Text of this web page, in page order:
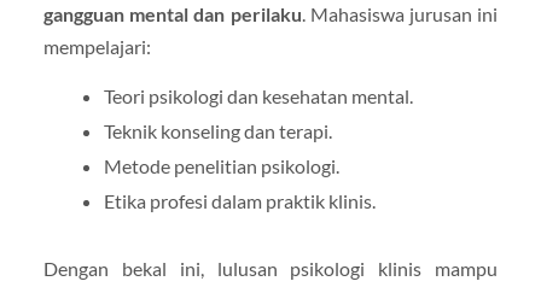
gangguan mental dan perilaku . Mahasiswa jurusan ini
mempelajari:
Teori psikologi dan kesehatan mental.
Teknik konseling dan terapi.
Metode penelitian psikologi.
Etika profesi dalam praktik klinis.
Dengan bekal ini, lulusan psikologi klinis mampu